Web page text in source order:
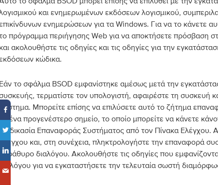
και ενημερωμένων εκδόσεων λογισμικού,
ενημερώσεων για τα Windows. Για να το κάνετε
πρόγραμμα περιήγησης Web για να αποκτήσετε πρόσβαση
ακολουθήστε τις οδηγίες και τις οδηγίες για την
κώδικα.
το σφάλμα BSOD εμφανίστηκε αμέσως μετά την
τερματίστε τον υπολογιστή, αφαιρέστε τη συσκευή
Μπορείτε επίσης να επιλύσετε αυτό το ζήτημα
ένα προγενέστερο σημείο, το οποίο μπορείτε να κάνετε
Επαναφοράς Συστήματος από τον Πίνακα Ελέγχου.
και, στη συνέχεια, πληκτρολογήστε την επαναφορά
διαλόγου. Ακολουθήστε τις οδηγίες που
για να εγκαταστήσετε την τελευταία σωστή